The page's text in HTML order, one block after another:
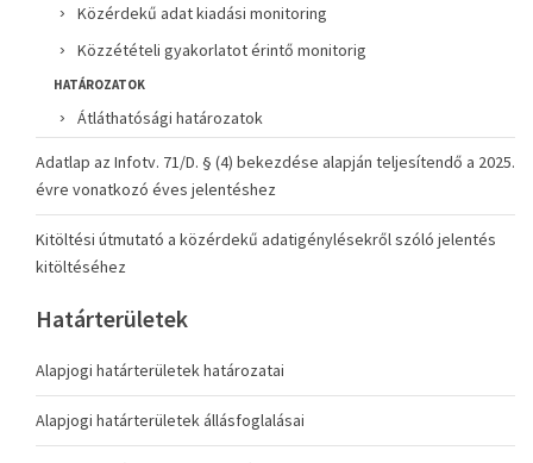
Közérdekű adat kiadási monitoring
Közzétételi gyakorlatot érintő monitorig
HATÁROZATOK
Átláthatósági határozatok
Adatlap az Infotv. 71/D. § (4) bekezdése alapján teljesítendő a 2025.
évre vonatkozó éves jelentéshez
Kitöltési útmutató a közérdekű adatigénylésekről szóló jelentés
kitöltéséhez
Határterületek
Alapjogi határterületek határozatai
Alapjogi határterületek állásfoglalásai